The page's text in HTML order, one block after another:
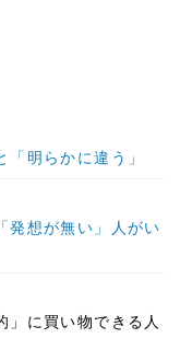
「明らかに違う」
発想が無い」人がい
」に買い物できる人